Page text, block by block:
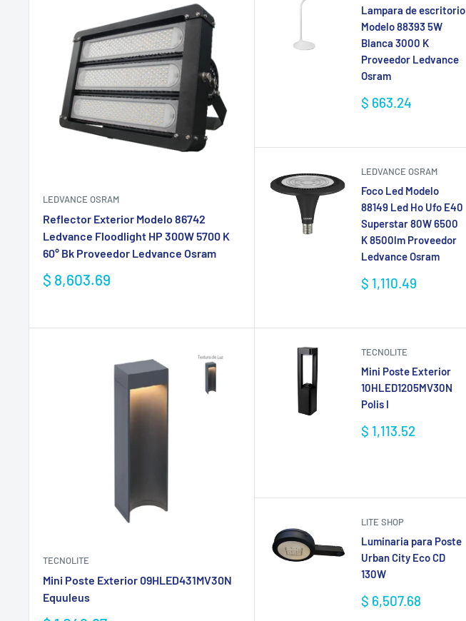
LEDVANCE OSRAM
Reflector Exterior Modelo 86742
Ledvance Floodlight HP 300W 5700 K
60° Bk Proveedor Ledvance Osram
Precio
$ 8,603.69
Lampara de escritorio
Modelo 88393 5W
Blanca 3000 K
Proveedor Ledvance
Osram
Precio
$ 663.24
LEDVANCE OSRAM
Foco Led Modelo
88149 Led Ho Ufo E40
Superstar 80W 6500
K 8500lm Proveedor
Ledvance Osram
Precio
$ 1,110.49
TECNOLITE
Mini Poste Exterior 09HLED431MV30N
Equuleus
TECNOLITE
Mini Poste Exterior
10HLED1205MV30N
Polis I
Precio
$ 1,113.52
LITE SHOP
Luminaria para Poste
Urban City Eco CD
130W
Precio
$ 6,507.68